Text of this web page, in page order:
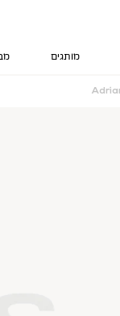
מותגים
מערכת